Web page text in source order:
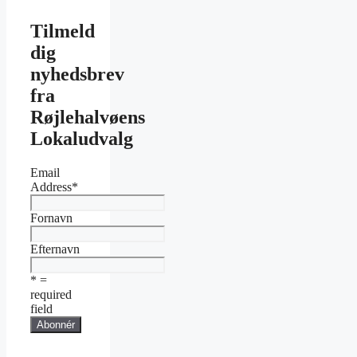
Tilmeld
dig
nyhedsbrev
fra
Røjlehalvøens
Lokaludvalg
Email
Address*
Fornavn
Efternavn
* =
required
field